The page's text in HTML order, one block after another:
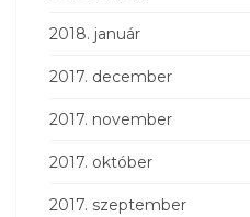
2018. január
2017. december
2017. november
2017. október
2017. szeptember